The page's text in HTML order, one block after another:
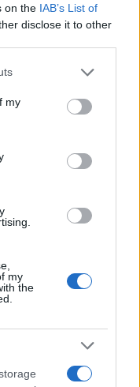
on the IAB’s List of
disclose it to other
one or more Google
You may click to
third-party tags to
in below Google
my
my
the
και τα
από το
και γιο – Ο
για να
αθώα,
όπως και
26 ετών η
τη ζωή της